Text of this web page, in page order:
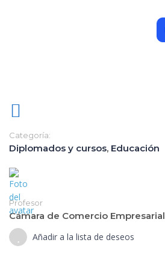
Categoría:
Diplomados y cursos, Educación
Profesor
Cámara de Comercio Empresarial
Añadir a la lista de deseos